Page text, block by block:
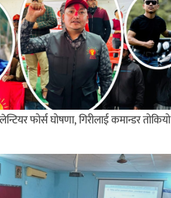
फोर्स घोषणा, गिरीलाई कमान्डर तोकियो